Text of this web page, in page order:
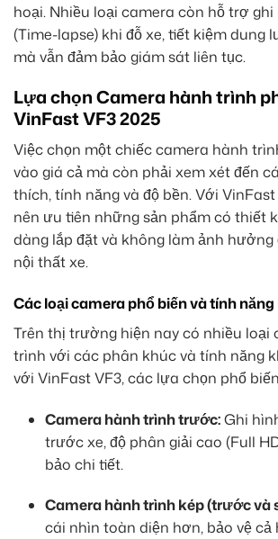
hoại. Nhiều loại camera còn hỗ trợ
(Time-lapse) khi đỗ xe, tiết kiệm dung
mà vẫn đảm bảo giám sát liên tục.
Lựa chọn Camera hành trình
VinFast VF3 2025
Việc chọn một chiếc camera hành
vào giá cả mà còn phải xem xét đến
thích, tính năng và độ bền. Với VinFast
nên ưu tiên những sản phẩm có thiết
dàng lắp đặt và không làm ảnh hưởng
nội thất xe.
Các loại camera phổ biến và tính
Trên thị trường hiện nay có nhiều loại
trình với các phân khúc và tính năng
với VinFast VF3, các lựa chọn phổ
Camera hành trình trước:Ghi
trước xe, độ phân giải cao (Full
bảo chi tiết.
Camera hành trình kép (trước và
cái nhìn toàn diện hơn, bảo vệ cả